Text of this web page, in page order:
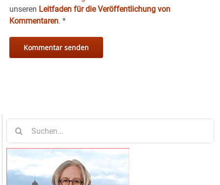
unseren Leitfaden für die Veröffentlichung von
Kommentaren. *
nach: